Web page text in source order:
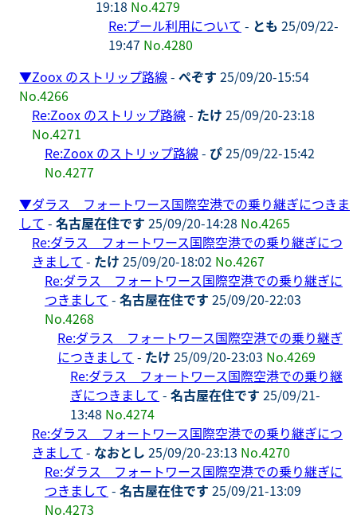
19:18 No.4279
Re:プール利用について - とも 25/09/22-
19:47 No.4280
▼Zoox のストリップ路線 - ぺぞす 25/09/20-15:54
No.4266
Re:Zoox のストリップ路線 - たけ 25/09/20-23:18
No.4271
Re:Zoox のストリップ路線 - ぴ25/09/22-15:42
No.4277
▼ダラス フォートワース国際空港での乗り継ぎにつきま
して - 名古屋在住です 25/09/20-14:28 No.4265
Re:ダラス フォートワース国際空港での乗り継ぎにつ
きまして - たけ 25/09/20-18:02 No.4267
Re:ダラス フォートワース国際空港での乗り継ぎに
つきまして - 名古屋在住です 25/09/20-22:03
No.4268
Re:ダラス フォートワース国際空港での乗り継ぎ
につきまして - たけ 25/09/20-23:03 No.4269
Re:ダラス フォートワース国際空港での乗り継
ぎにつきまして - 名古屋在住です 25/09/21-
13:48 No.4274
Re:ダラス フォートワース国際空港での乗り継ぎにつ
きまして - なおとし 25/09/20-23:13 No.4270
Re:ダラス フォートワース国際空港での乗り継ぎに
つきまして - 名古屋在住です 25/09/21-13:09
No.4273